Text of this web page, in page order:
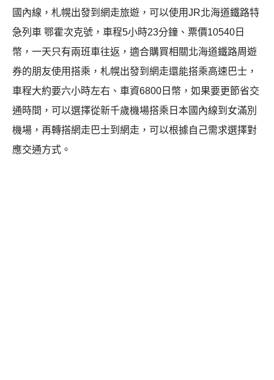
國內線，札幌出發到網走旅遊，可以使用JR北海道鐵路特
急列車 鄂霍次克號，車程5小時23分鐘、票價10540日
幣，一天只有兩班車往返，適合購買相關北海道鐵路周遊
券的朋友使用搭乘，札幌出發到網走還能搭乘高速巴士，
車程大約要六小時左右、車資6800日幣，如果要更節省交
通時間，可以選擇從新千歲機場搭乘日本國內線到女滿別
機場，再轉搭網走巴士到網走，可以根據自己需求選擇對
應交通方式。